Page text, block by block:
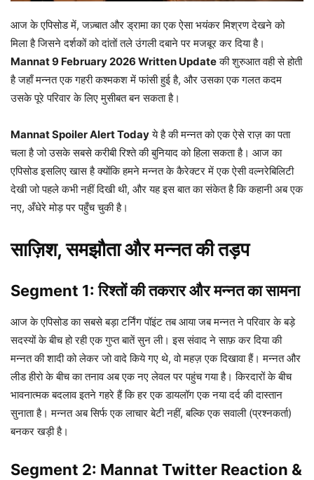
आज के एपिसोड में, जज़्बात और ड्रामा का एक ऐसा भयंकर मिश्रण देखने को
मिला है जिसने दर्शकों को दांतों तले उंगली दबाने पर मजबूर कर दिया है।
Mannat 9 February 2026 Written Updateकी शुरुआत वही से होती
है जहाँ मन्नत एक गहरी कश्मकश में फांसी हुई है, और उसका एक गलत कदम
उसके पूरे परिवार के लिए मुसीबत बन सकता है।
Mannat Spoiler Alert Todayये है की मन्नत को एक ऐसे राज़ का पता
चला है जो उसके सबसे करीबी रिश्ते की बुनियाद को हिला सकता है। आज का
एपिसोड इसलिए खास है क्योंकि हमने मन्नत के कैरेक्टर में एक ऐसी वल्नरेबिलिटी
देखी जो पहले कभी नहीं दिखी थी, और यह इस बात का संकेत है कि कहानी अब एक
नए, अँधेरे मोड़ पर पहुँच चुकी है।
साज़िश, समझौता और मन्नत की तड़प
Segment 1: रिश्तों की तकरार और मन्नत का सामना
आज के एपिसोड का सबसे बड़ा टर्निंग पॉइंट तब आया जब मन्नत ने परिवार के बड़े
सदस्यों के बीच हो रही एक गुप्त बातें सुन ली। इस संवाद ने साफ़ कर दिया की
मन्नत की शादी को लेकर जो वादे किये गए थे, वो महज़ एक दिखावा हैं। मन्नत और
लीड हीरो के बीच का तनाव अब एक नए लेवल पर पहुंच गया है। किरदारों के बीच
भावनात्मक बदलाव इतने गहरे हैं कि हर एक डायलॉग एक नया दर्द की दास्तान
सुनाता है। मन्नत अब सिर्फ एक लाचार बेटी नहीं, बल्कि एक सवाली (प्रश्नकर्ता)
बनकर खड़ी है।
Segment 2: Mannat Twitter Reaction &